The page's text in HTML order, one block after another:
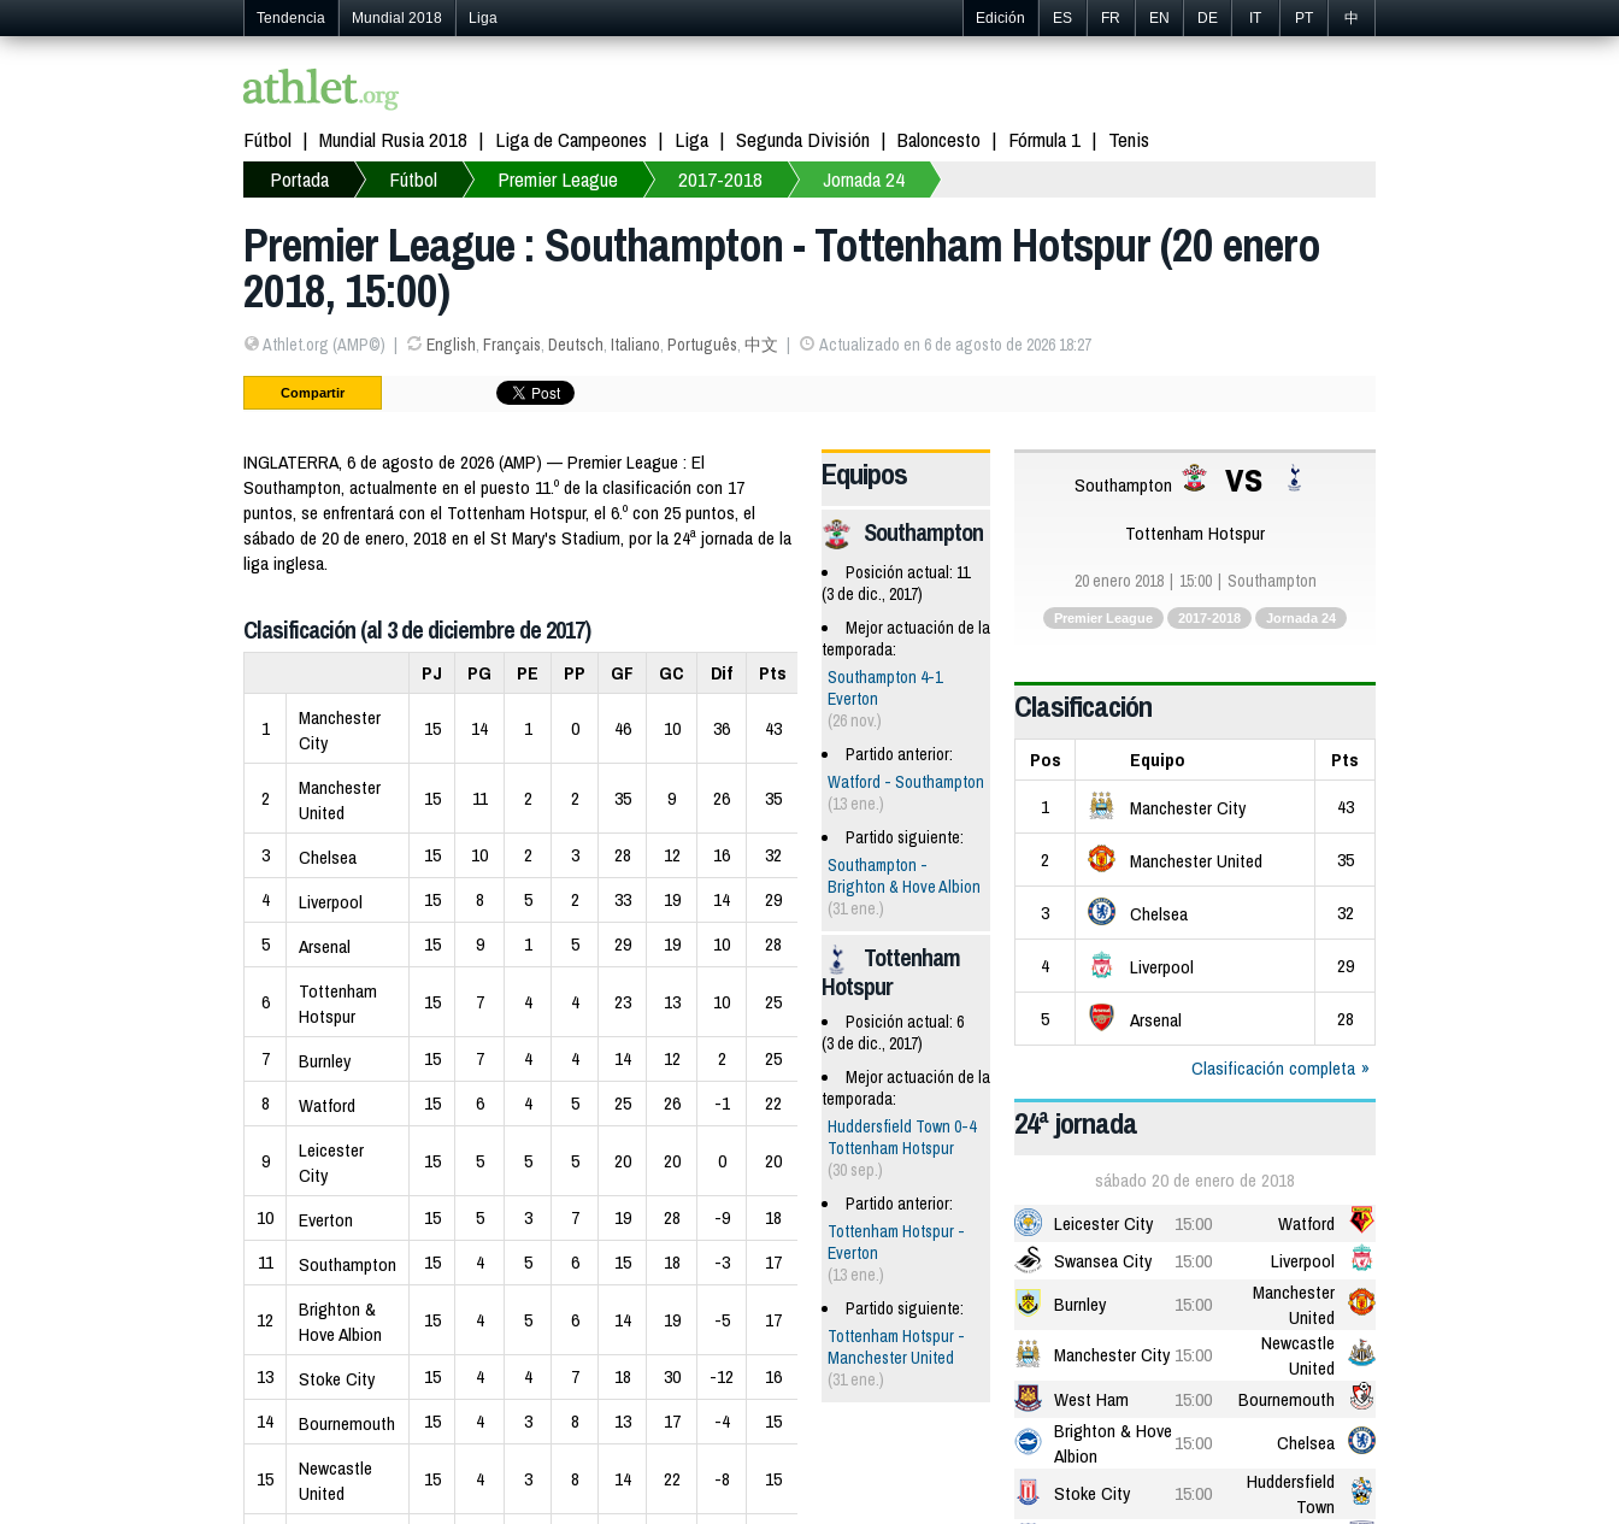
Tendencia Mundial 2018 Liga Edición ES FR EN DE IT PT 中
Fútbol Mundial Rusia 2018 Liga de Campeones Liga Segunda División Baloncesto Fórmula 1
Tenis
Portada
Fútbol Premier League 2017-2018 Jornada 24
Premier League : Southampton - Tottenham Hotspur (20 enero
2018, 15:00)
Athlet.org (AMP©) English, Français, Deutsch, Italiano, Português, 中文 Actualizado en 6 de agosto de 2026 18:27
Compartir
INGLATERRA, 6 de agosto de 2026 (AMP) — Premier League : El
Southampton, actualmente en el puesto 11.º de la clasificación con 17
puntos, se enfrentará con el Tottenham Hotspur, el 6.º con 25 puntos, el
sábado de 20 de enero, 2018 en el St Mary's Stadium, por la 24ª jornada de la
liga inglesa.
Clasificación (al 3 de diciembre de 2017)
PJ PG PE PP GF GC Dif Pts
1
Manchester
City
15 14 1 0 46 10 36 43
2
Manchester
United
15 11 2 2 35 9 26 35
3 Chelsea 15 10 2 3 28 12 16
32
4
Liverpool 15 8 5 2 33 19 14
29
5
Arsenal 15 9 1 5 29 19 10 28
6
Tottenham
Hotspur
15 7 4 4 23 13 10 25
7 Burnley 15 7 4 4 14 12 2
25
8
Watford 15 6 4 5 25 26 -1 22
9
Leicester
City
15 5 5 5 20 20 0 20
10 Everton 15 5 3 7 19 28 -9
18
11
Southampton 15 4 5 6 15 18 -3 17
12
Brighton &
Hove Albion
15 4 5 6 14 19 -5 17
13 Stoke City 15 4 4 7 18 30 -12
16
14
Bournemouth 15 4 3 8 13 17 -4 15
15
Newcastle
United
15 4 3 8 14 22 -8 15
Equipos
Southampton
Posición actual: 11
(3 de dic., 2017)
Mejor actuación de la
temporada:
Southampton 4-1
Everton
(26 nov.)
Partido anterior:
Watford - Southampton
(13 ene.)
Partido siguiente:
Southampton -
Brighton & Hove Albion
(31 ene.)
Tottenham
Hotspur
Posición actual: 6
(3 de dic., 2017)
Mejor actuación de la
temporada:
Huddersfield Town 0-4
Tottenham Hotspur
(30 sep.)
Partido anterior:
Tottenham Hotspur -
Everton
(13 ene.)
Partido siguiente:
Tottenham Hotspur -
Manchester United
(31 ene.)
Southampton vs
Tottenham Hotspur
20 enero 2018 15:00 Southampton
Premier League 2017-2018 Jornada 24
Clasificación
Pos Equipo
Pts
1
Manchester City 43
2 Manchester United 35
3 Chelsea 32
4 Liverpool 29
5 Arsenal
28
Clasificación completa
24ª jornada
sábado 20 de enero de 2018
Leicester City
15:00
Watford
Swansea City
15:00
Liverpool
Burnley
15:00
Manchester
United
Manchester City 15:00
Newcastle
United
West Ham
15:00
Bournemouth
Brighton & Hove
Albion
15:00
Chelsea
Stoke City
15:00
Huddersfield
Town